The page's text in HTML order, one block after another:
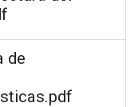
de